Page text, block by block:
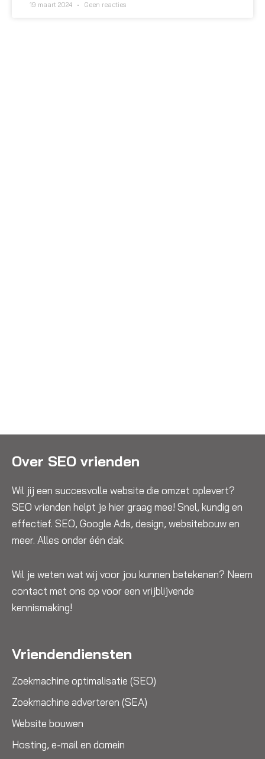
19 maart 2024 Geen reacties
Over SEO vrienden
Wil jij een succesvolle website die omzet oplevert?
SEO vrienden helpt je hier graag mee! Snel, kundig en
effectief. SEO, Google Ads, design, websitebouw en
meer. Alles onder één dak.
Wil je weten wat wij voor jou kunnen betekenen? Neem
contact met ons op voor een vrijblijvende
kennismaking!
Vriendendiensten
Zoekmachine optimalisatie (SEO)
Zoekmachine adverteren (SEA)
Website bouwen
Hosting, e-mail en domein